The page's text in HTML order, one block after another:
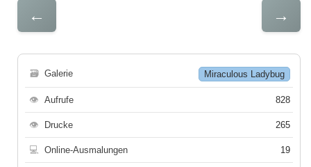
← →
🗃 Galerie Miraculous Ladybug
👁 Aufrufe 828
👁 Drucke 265
💻 Online-Ausmalungen 19